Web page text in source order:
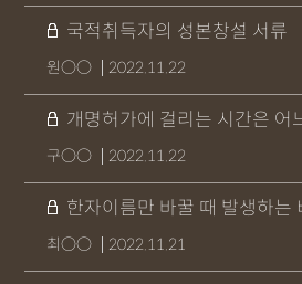
국적취득자의 성본창설 서류
원○○ 2022.11.22
개명허가에 걸리는 시간은 어
구○○ 2022.11.22
한자이름만 바꿀 때 발생하는
최○○ 2022.11.21